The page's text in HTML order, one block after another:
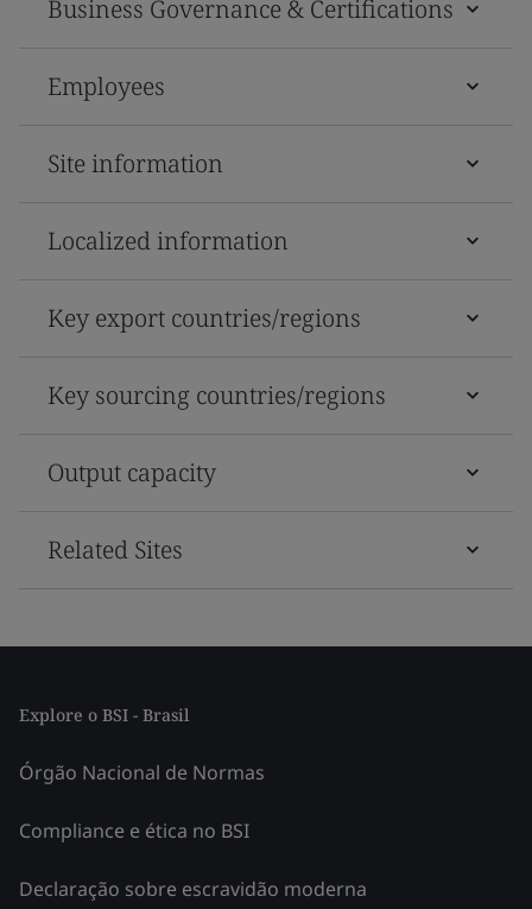
Business Governance & Certifications
Employees
Site information
Localized information
Key export countries/regions
Key sourcing countries/regions
Output capacity
Related Sites
Explore o BSI - Brasil
Órgão Nacional de Normas
Compliance e ética no BSI
Declaração sobre escravidão moderna